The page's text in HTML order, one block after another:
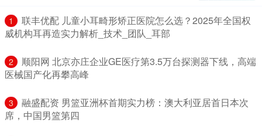
1
​联丰优配 儿童小耳畸形矫正医院怎么选？2025年全国权
威机构耳再造实力解析_技术_团队_耳部
2
​顺阳网 北京亦庄企业GE医疗第3.5万台探测器下线，高端
医械国产化再攀高峰
3
​融盛配资 男篮亚洲杯首期实力榜：澳大利亚居首日本次
席，中国男篮第四